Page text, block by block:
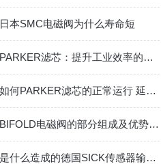
日本SMC电磁阀为什么寿命短
PARKER滤芯：提升工业效率的关键组件
如何PARKER滤芯的正常运行 延长寿命看这里
BIFOLD电磁阀的部分组成及优势体现
是什么造成的德国SICK传感器输出信号不稳定